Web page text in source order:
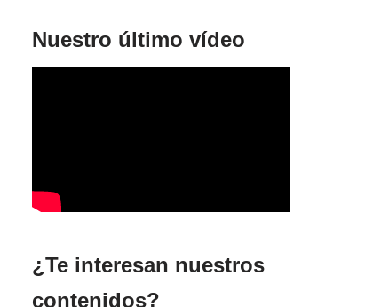
Nuestro último vídeo
¿Te interesan nuestros
contenidos?